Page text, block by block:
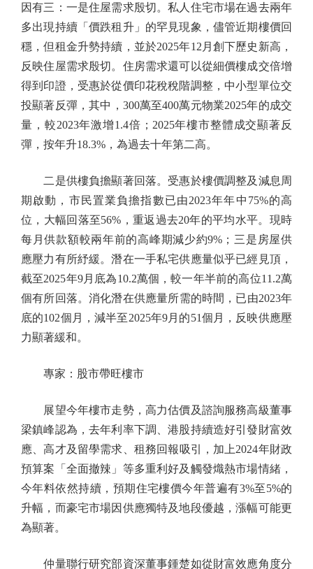
因有三：一是住屋需求殷切。私人住宅市場在過去兩年
多出現持續「價跌租升」的罕見現象，儘管近期樓價回
穩，但租金升勢持續，並於2025年12月創下歷史新高，
反映住屋需求殷切。住房需求還可以從細價樓成交倍增
得到印證，受惠於從價印花稅稅階調整，中小型單位交
投顯著反彈，其中，300萬至400萬元物業2025年的成交
量，較2023年激增1.4倍；2025年樓市整體成交顯著反
彈，按年升18.3%，為過去十年第二高。
二是供樓負擔顯著回落。受惠於樓價調整及減息周
期啟動，市民置業負擔指數已由2023年年中75%的高
位，大幅回落至56%，重返過去20年的平均水平。現時
每月供款額較兩年前的高峰期減少約9%；三是房屋供
應壓力有所紓緩。潛在一手私宅供應量似乎已經見頂，
截至2025年9月底為10.2萬個，較一年半前的高位11.2萬
個有所回落。消化潛在供應量所需的時間，已由2023年
底的102個月，減半至2025年9月的51個月，反映供應壓
力顯著緩和。
專家：股市帶旺樓市
展望今年樓市走勢，高力估價及諮詢服務高級董事
梁鎮峰認為，去年利率下調、港股持續造好引發財富效
應、高才及留學需求、租務回報吸引，加上2024年財政
預算案「全面撤辣」等多重利好及觸發熾熱市場情緒，
今年料依然持續，預期住宅樓價今年普遍有3%至5%的
升幅，而豪宅市場因供應獨特及地段優越，漲幅可能更
為顯著。
仲量聯行研究部資深董事鍾楚如從財富效應角度分